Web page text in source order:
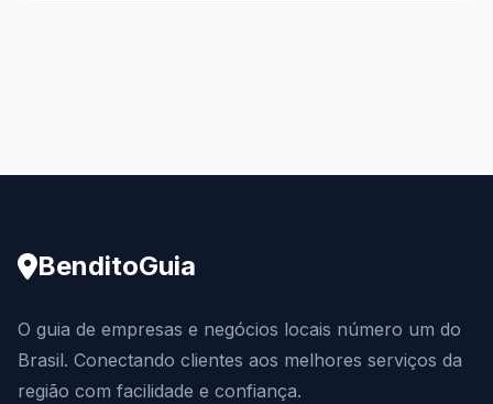
BenditoGuia
O guia de empresas e negócios locais número um do
Brasil. Conectando clientes aos melhores serviços da
região com facilidade e confiança.